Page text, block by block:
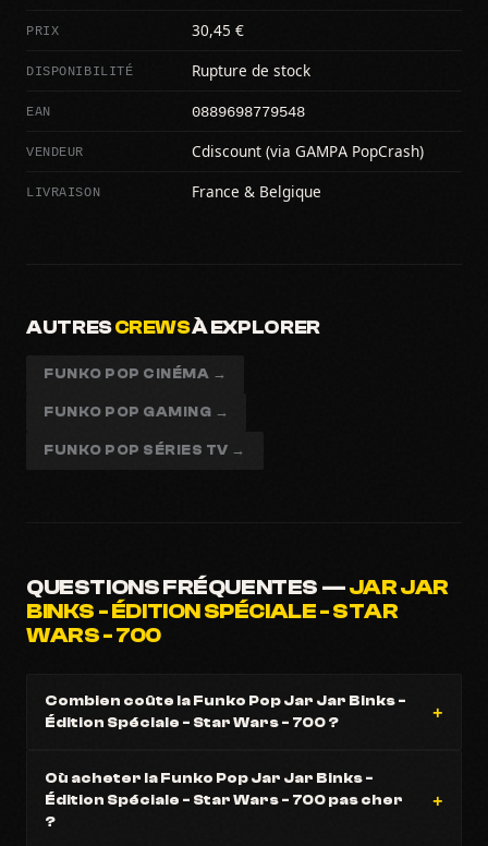
PRIX 30,45 €
DISPONIBILITÉ Rupture de stock
EAN 0889698779548
VENDEUR Cdiscount (via GAMPA PopCrash)
LIVRAISON France & Belgique
AUTRESCREWSÀ EXPLORER
FUNKO POP CINÉMA →
FUNKO POP GAMING →
FUNKO POP SÉRIES TV →
QUESTIONS FRÉQUENTES —JAR JAR
BINKS - ÉDITION SPÉCIALE - STAR
WARS - 700
Combien coûte la Funko Pop Jar Jar Binks -
Édition Spéciale - Star Wars - 700 ?
Où acheter la Funko Pop Jar Jar Binks -
Édition Spéciale - Star Wars - 700 pas cher
?